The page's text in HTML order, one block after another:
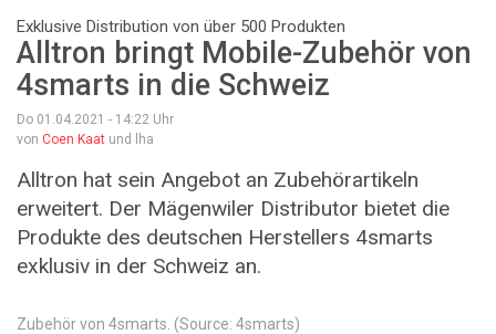
Exklusive Distribution von über 500 Produkten
Alltron bringt Mobile-Zubehör von
4smarts in die Schweiz
Do 01.04.2021 - 14:22 Uhr
von Coen Kaat und lha
Alltron hat sein Angebot an Zubehörartikeln
erweitert. Der Mägenwiler Distributor bietet die
Produkte des deutschen Herstellers 4smarts
exklusiv in der Schweiz an.
Zubehör von 4smarts. (Source: 4smarts)